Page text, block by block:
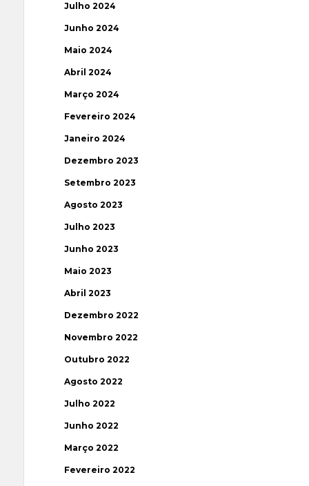
Julho 2024
Junho 2024
Maio 2024
Abril 2024
Março 2024
Fevereiro 2024
Janeiro 2024
Dezembro 2023
Setembro 2023
Agosto 2023
Julho 2023
Junho 2023
Maio 2023
Abril 2023
Dezembro 2022
Novembro 2022
Outubro 2022
Agosto 2022
Julho 2022
Junho 2022
Março 2022
Fevereiro 2022